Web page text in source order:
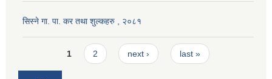
सिस्ने गा. पा. कर तथा शुल्कहरु , २०८१
Pages1 2 next › last »